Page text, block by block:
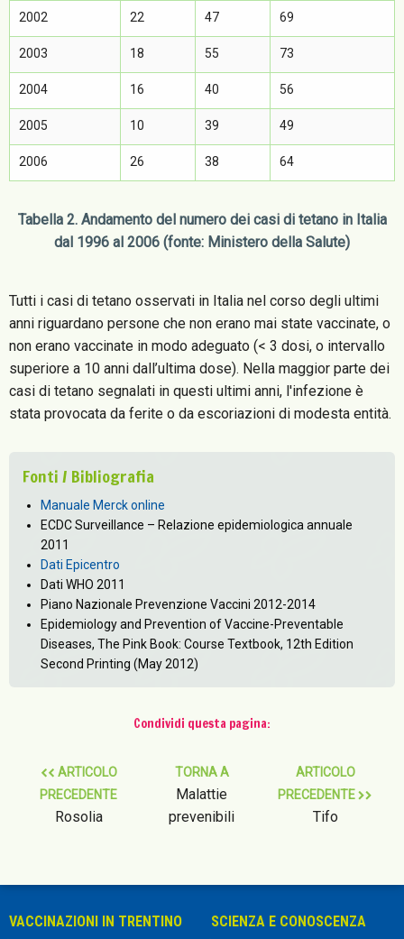
2002 22 47 69
2003 18 55 73
2004 16 40 56
2005 10 39 49
2006 26 38 64
Tabella 2. Andamento del numero dei casi di tetano in Italia
dal 1996 al 2006 (fonte: Ministero della Salute)
Tutti i casi di tetano osservati in Italia nel corso degli ultimi
anni riguardano persone che non erano mai state vaccinate, o
non erano vaccinate in modo adeguato (< 3 dosi, o intervallo
superiore a 10 anni dall’ultima dose). Nella maggior parte dei
casi di tetano segnalati in questi ultimi anni, l'infezione è
stata provocata da ferite o da escoriazioni di modesta entità.
Fonti / Bibliografia
Manuale Merck online
ECDC Surveillance – Relazione epidemiologica annuale
2011
Dati Epicentro
Dati WHO 2011
Piano Nazionale Prevenzione Vaccini 2012-2014
Epidemiology and Prevention of Vaccine-Preventable
Diseases, The Pink Book: Course Textbook, 12th Edition
Second Printing (May 2012)
Condividi questa pagina:
ARTICOLO
PRECEDENTE
Rosolia
TORNA A
Malattie
prevenibili
ARTICOLO
PRECEDENTE
Tifo
VACCINAZIONI IN TRENTINO SCIENZA E CONOSCENZA